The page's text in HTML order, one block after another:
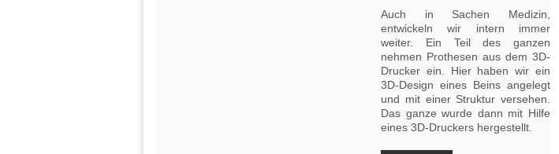
Auch in Sachen Medizin,
entwickeln wir intern immer
weiter. Ein Teil des ganzen
nehmen Prothesen aus dem 3D-
Drucker ein. Hier haben wir ein
3D-Design eines Beins angelegt
und mit einer Struktur versehen.
Das ganze wurde dann mit Hilfe
eines 3D-Druckers hergestellt.